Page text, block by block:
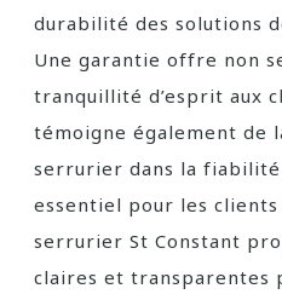
durabilité des solutions
Une garantie offre non
tranquillité d’esprit aux
témoigne également de
serrurier dans la fiabilité
essentiel pour les clients
serrurier St Constant
claires et transparentes